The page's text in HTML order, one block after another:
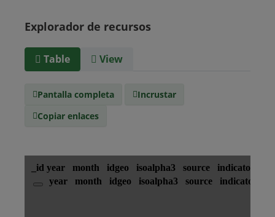
Nicaragua
Guatemala
Tipo de
text/csv
Explorador de recursos
Table View
Pantalla completa
Incrustar
Copiar enlaces